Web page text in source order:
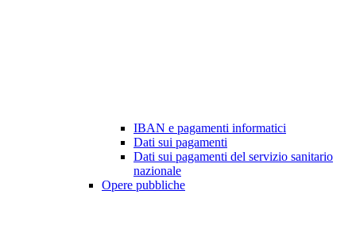
IBAN e pagamenti informatici
Dati sui pagamenti
Dati sui pagamenti del servizio sanitario
nazionale
Opere pubbliche